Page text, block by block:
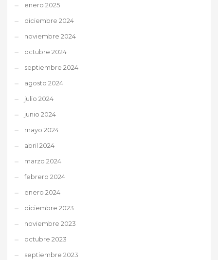
enero 2025
diciembre 2024
noviembre 2024
octubre 2024
septiembre 2024
agosto 2024
julio 2024
junio 2024
mayo 2024
abril 2024
marzo 2024
febrero 2024
enero 2024
diciembre 2023
noviembre 2023
octubre 2023
septiembre 2023